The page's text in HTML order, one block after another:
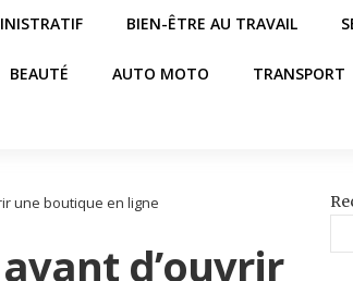
BIEN-ÊTRE AU TRAVAIL
BEAUTÉ AUTO MOTO TRANSPORT
une boutique en ligne
d’ouvrir